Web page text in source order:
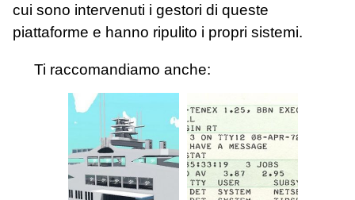
cui sono intervenuti i gestori di queste
piattaforme e hanno ripulito i propri sistemi.
Ti raccomandiamo anche: